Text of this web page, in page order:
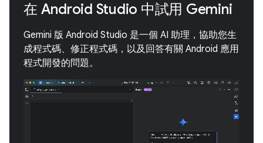
在 Android Studio 中試用 Gemini
Gemini 版 Android Studio 是一個 AI 助理，協助您生
成程式碼、修正程式碼，以及回答有關 Android 應用
程式開發的問題。